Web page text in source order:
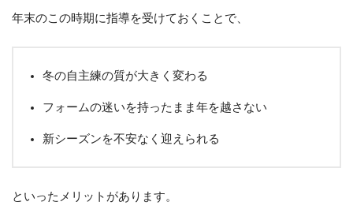
年末のこの時期に指導を受けておくことで、
冬の自主練の質が大きく変わる
フォームの迷いを持ったまま年を越さない
新シーズンを不安なく迎えられる
といったメリットがあります。